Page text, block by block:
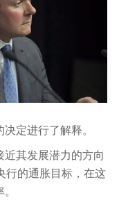
定进行了解释。
其发展潜力的方向
行的通胀目标，在这